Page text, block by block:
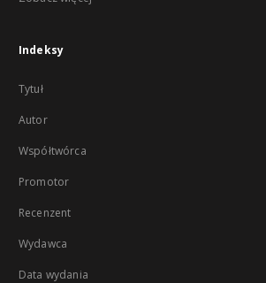
Indeksy
Tytuł
Autor
Współtwórca
Promotor
Recenzent
Wydawca
Data wydania